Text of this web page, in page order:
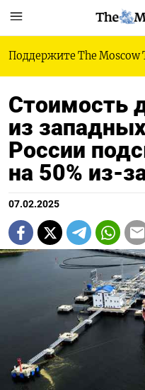
Поддержите The Moscow
Стоимость
из
России
на 50% из-
07.02.2025